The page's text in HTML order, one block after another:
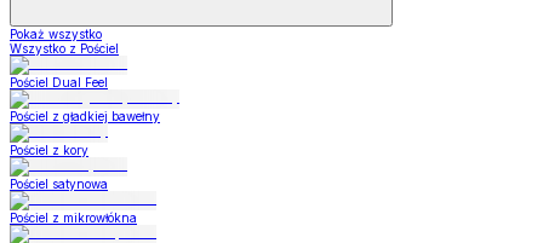
Pokaż wszystko
Wszystko z Pościel
Pościel Dual Feel
Pościel z gładkiej bawełny
Pościel z kory
Pościel satynowa
Pościel z mikrowłókna